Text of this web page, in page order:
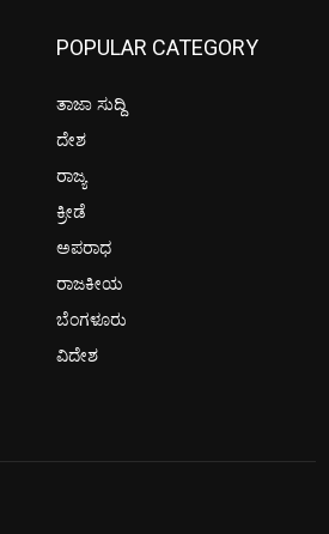
POPULAR CATEGORY
ತಾಜಾ ಸುದ್ದಿ
ದೇಶ
ರಾಜ್ಯ
ಕ್ರೀಡೆ
ಅಪರಾಧ
ರಾಜಕೀಯ
ಬೆಂಗಳೂರು
ವಿದೇಶ